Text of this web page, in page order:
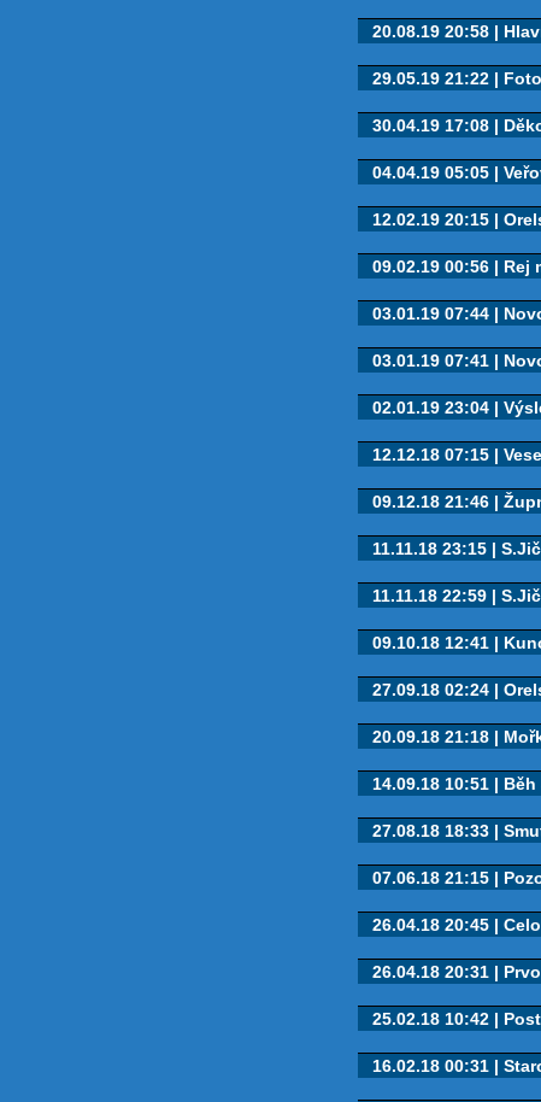
20.08.19 20:58 |
29.05.19 21:22 |
30.04.19 17:08 |
04.04.19 05:05 |
12.02.19 20:15 |
09.02.19 00:56 | Rej
03.01.19 07:44 |
03.01.19 07:41 |
02.01.19 23:04 |
12.12.18 07:15 |
09.12.18 21:46 |
11.11.18 23:15 |
11.11.18 22:59 |
09.10.18 12:41 |
27.09.18 02:24 |
20.09.18 21:18 |
14.09.18 10:51 |
27.08.18 18:33 |
07.06.18 21:15 |
26.04.18 20:45 |
26.04.18 20:31 |
25.02.18 10:42 |
16.02.18 00:31 |